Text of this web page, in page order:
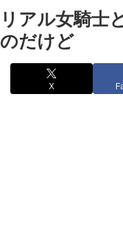
リアル女騎士
のだけど
X